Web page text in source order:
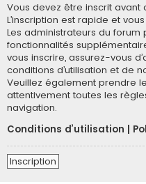
Vous devez être inscrit
L’inscription est rapide et
Les administrateurs du
fonctionnalités
vous inscrire, assurez-vous
conditions d’utilisation et de
Veuillez également prendre
attentivement toutes les
navigation.
Conditions d’utilisation
Inscription